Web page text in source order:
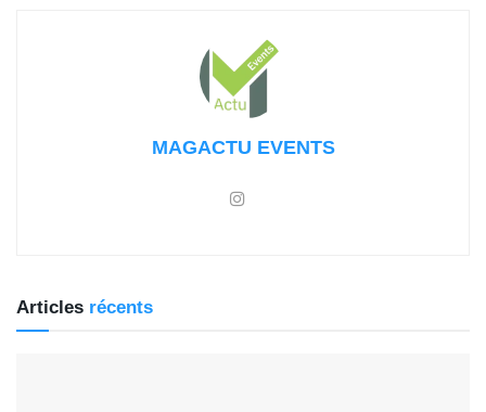
MAGACTU EVENTS
Articles récents